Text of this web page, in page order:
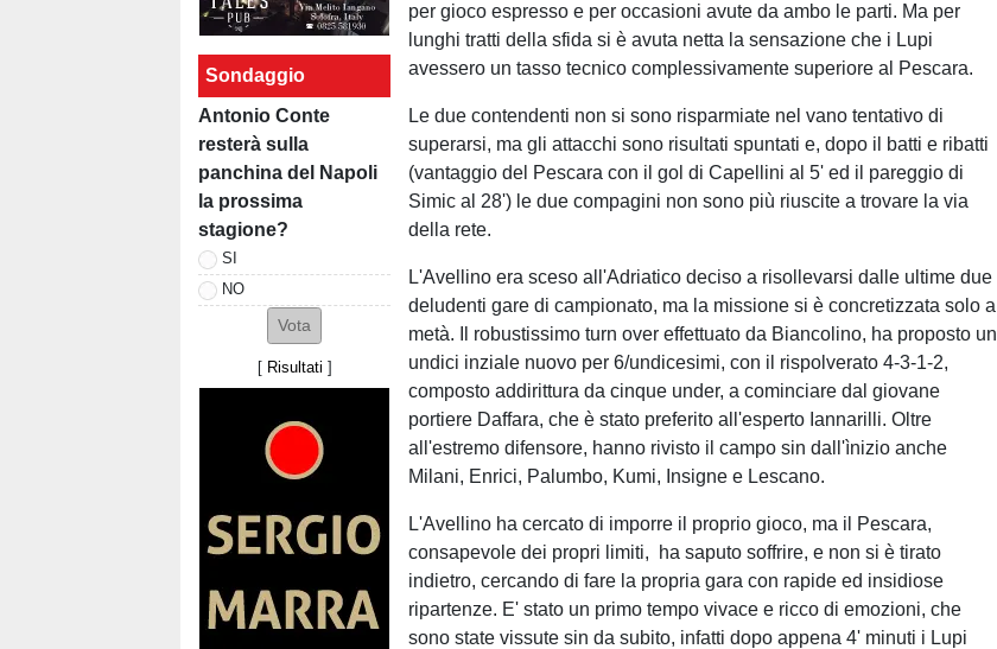
Sondaggio
Antonio Conte
resterà sulla
panchina del Napoli
la prossima
stagione?
SI
NO
[ Risultati ]
per gioco espresso e per occasioni avute da ambo le parti. Ma per
lunghi tratti della sfida si è avuta netta la sensazione che i Lupi
avessero un tasso tecnico complessivamente superiore al Pescara.
Le due contendenti non si sono risparmiate nel vano tentativo di
superarsi, ma gli attacchi sono risultati spuntati e, dopo il batti e ribatti
(vantaggio del Pescara con il gol di Capellini al 5' ed il pareggio di
Simic al 28') le due compagini non sono più riuscite a trovare la via
della rete.
L'Avellino era sceso all'Adriatico deciso a risollevarsi dalle ultime due
deludenti gare di campionato, ma la missione si è concretizzata solo a
metà. Il robustissimo turn over effettuato da Biancolino, ha proposto un
undici inziale nuovo per 6/undicesimi, con il rispolverato 4-3-1-2,
composto addirittura da cinque under, a cominciare dal giovane
portiere Daffara, che è stato preferito all'esperto Iannarilli. Oltre
all'estremo difensore, hanno rivisto il campo sin dall'ìnizio anche
Milani, Enrici, Palumbo, Kumi, Insigne e Lescano.
L'Avellino ha cercato di imporre il proprio gioco, ma il Pescara,
consapevole dei propri limiti, ha saputo soffrire, e non si è tirato
indietro, cercando di fare la propria gara con rapide ed insidiose
ripartenze. E' stato un primo tempo vivace e ricco di emozioni, che
sono state vissute sin da subito, infatti dopo appena 4' minuti i Lupi